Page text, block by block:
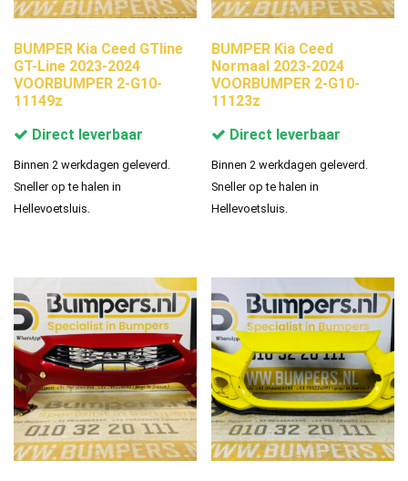
BUMPER Kia Ceed GTline
GT-Line 2023-2024
VOORBUMPER 2-G10-
11149z
Direct leverbaar
Binnen 2 werkdagen geleverd.
Sneller op te halen in
Hellevoetsluis.
BUMPER Kia Ceed
Normaal 2023-2024
VOORBUMPER 2-G10-
11123z
Direct leverbaar
Binnen 2 werkdagen geleverd.
Sneller op te halen in
Hellevoetsluis.